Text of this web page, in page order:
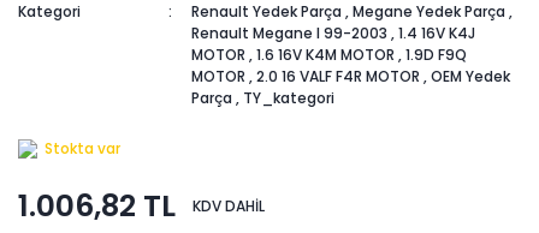
Kategori
Renault Yedek Parça ,Megane Yedek Parça ,
Renault Megane I 99-2003 ,1.4 16V K4J
MOTOR ,1.6 16V K4M MOTOR ,1.9D F9Q
MOTOR ,2.0 16 VALF F4R MOTOR ,OEM Yedek
Parça , TY_kategori
Stokta var
1.006,82 TL KDV DAHİL